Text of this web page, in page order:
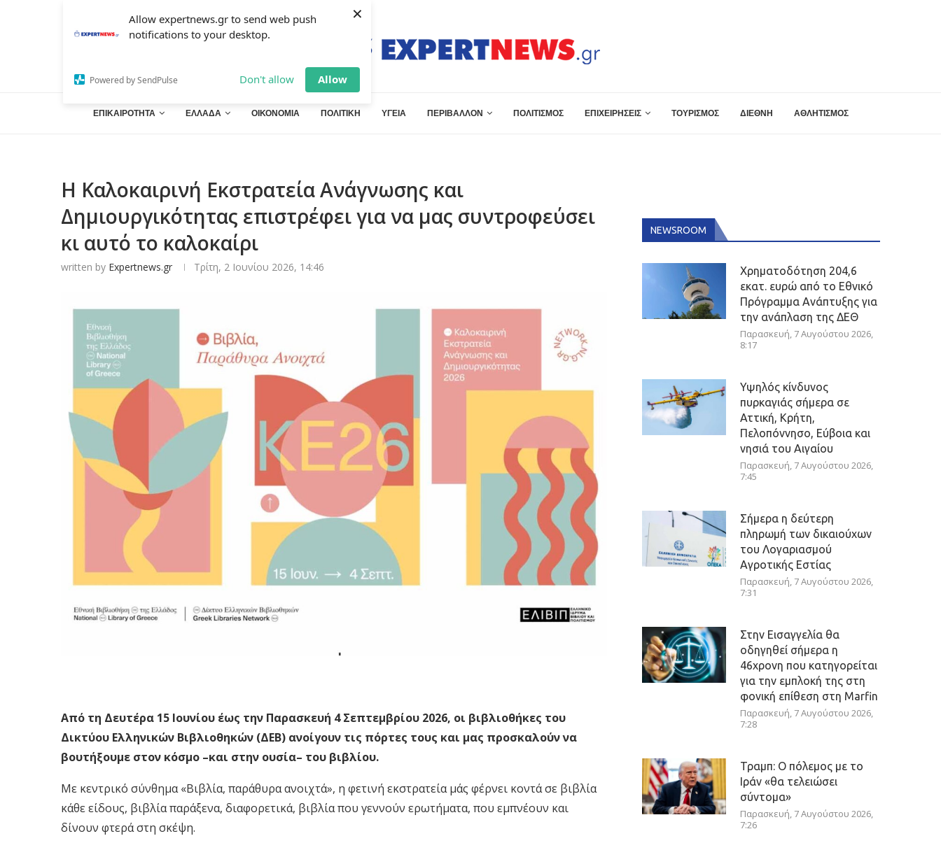
Allow expertnews.gr to send web push
notifications to your desktop.
Powered by SendPulse Don't allow Allow
×
ΕΠΙΚΑΙΡΟΤΗΤΑ ΕΛΛΑΔΑ ΟΙΚΟΝΟΜΙΑ ΠΟΛΙΤΙΚΗ ΥΓΕΙΑ ΠΕΡΙΒΑΛΛΟΝ ΠΟΛΙΤΙΣΜΟΣ ΕΠΙΧΕΙΡΗΣΕΙΣ ΤΟΥΡΙΣΜΟΣ ΔΙΕΘΝΗ ΑΘΛΗΤΙΣΜΟΣ
Η Καλοκαιρινή Εκστρατεία Ανάγνωσης και
Δημιουργικότητας επιστρέφει για να μας συντροφεύσει
κι αυτό το καλοκαίρι
written by Expertnews.gr Τρίτη, 2 Ιουνίου 2026, 14:46
Από τη Δευτέρα 15 Ιουνίου έως την Παρασκευή 4 Σεπτεμβρίου 2026, οι βιβλιοθήκες του
Δικτύου Ελληνικών Βιβλιοθηκών (ΔΕΒ) ανοίγουν τις πόρτες τους και μας προσκαλούν να
βουτήξουμε στον κόσμο –και στην ουσία– του βιβλίου.
Με κεντρικό σύνθημα «Βιβλία, παράθυρα ανοιχτά», η φετινή εκστρατεία μάς φέρνει κοντά σε βιβλία
κάθε είδους, βιβλία παράξενα, διαφορετικά, βιβλία που γεννούν ερωτήματα, που εμπνέουν και
δίνουν φτερά στη σκέψη.
NEWSROOM
Χρηματοδότηση 204,6
εκατ. ευρώ από το Εθνικό
Πρόγραμμα Ανάπτυξης για
την ανάπλαση της ΔΕΘ
Παρασκευή, 7 Αυγούστου 2026,
8:17
Υψηλός κίνδυνος
πυρκαγιάς σήμερα σε
Αττική, Κρήτη,
Πελοπόννησο, Εύβοια και
νησιά του Αιγαίου
Παρασκευή, 7 Αυγούστου 2026,
7:45
Σήμερα η δεύτερη
πληρωμή των δικαιούχων
του Λογαριασμού
Αγροτικής Εστίας
Παρασκευή, 7 Αυγούστου 2026,
7:31
Στην Εισαγγελία θα
οδηγηθεί σήμερα η
46χρονη που κατηγορείται
για την εμπλοκή της στη
φονική επίθεση στη Marfin
Παρασκευή, 7 Αυγούστου 2026,
7:28
Τραμπ: Ο πόλεμος με το
Ιράν «θα τελειώσει
σύντομα»
Παρασκευή, 7 Αυγούστου 2026,
7:26